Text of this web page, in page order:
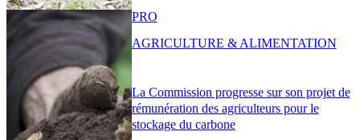
La Commission progresse sur son projet de
rémunération des agriculteurs pour le
stockage du carbone
PRO
AGRICULTURE & ALIMENTATION